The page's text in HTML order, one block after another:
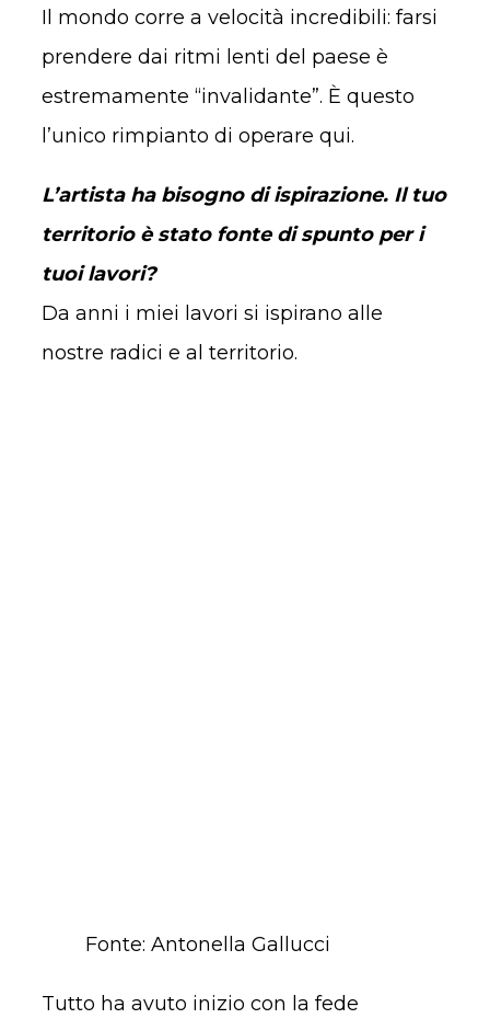
Il mondo corre a velocità incredibili: farsi
prendere dai ritmi lenti del paese è
estremamente “invalidante”. È questo
l’unico rimpianto di operare qui.
L’artista ha bisogno di ispirazione. Il tuo
territorio è stato fonte di spunto per i
tuoi lavori?
Da anni i miei lavori si ispirano alle
nostre radici e al territorio.
Fonte: Antonella Gallucci
Tutto ha avuto inizio con la fede